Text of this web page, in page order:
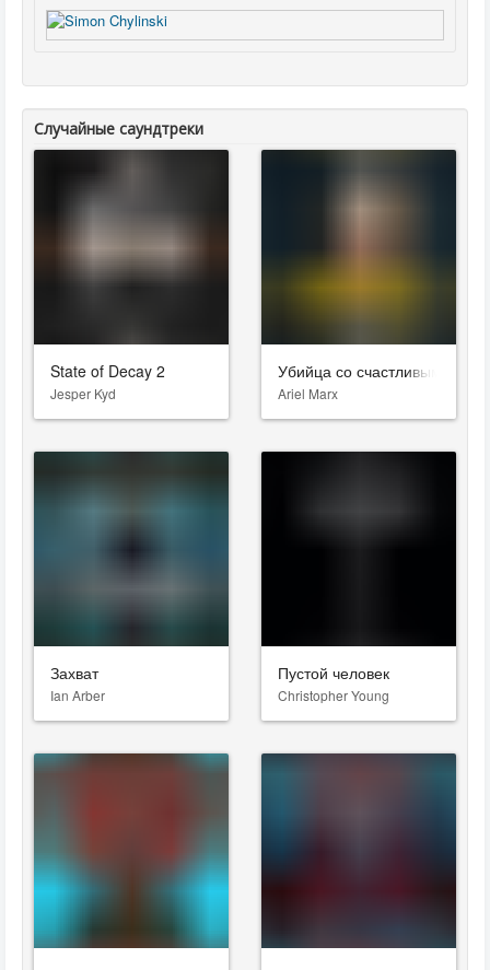
Случайные саундтреки
State of Decay 2
Jesper Kyd
Убийца со счастливым
Ariel Marx
Захват
Ian Arber
Пустой человек
Christopher Young